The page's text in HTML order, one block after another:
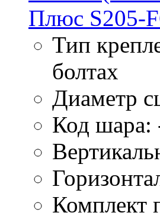
Тип
болтах
Диаметр
Код шара:
Комплект